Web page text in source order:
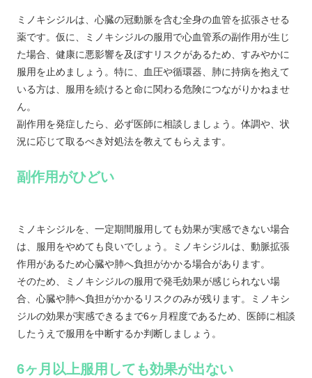
6ヶ月以上服用しても効果が出ない
ミノキシジルを、一定期間服用しても効果が実感できない場合
は、服用をやめても良いでしょう。ミノキシジルは、動脈拡張
作用があるため心臓や肺へ負担がかかる場合があります。
そのため、ミノキシジルの服用で発毛効果が感じられない場
合、心臓や肺へ負担がかかるリスクのみが残ります。ミノキシ
ジルの効果が実感できるまで6ヶ月程度であるため、医師に相談
したうえで服用を中断するか判断しましょう。
副作用がひどい
ミノキシジルは、心臓の冠動脈を含む全身の血管を拡張させる
薬です。仮に、ミノキシジルの服用で心血管系の副作用が生じ
た場合、健康に悪影響を及ぼすリスクがあるため、すみやかに
服用を止めましょう。特に、血圧や循環器、肺に持病を抱えて
いる方は、服用を続けると命に関わる危険につながりかねませ
ん。
副作用を発症したら、必ず医師に相談しましょう。体調や、状
況に応じて取るべき対処法を教えてもらえます。